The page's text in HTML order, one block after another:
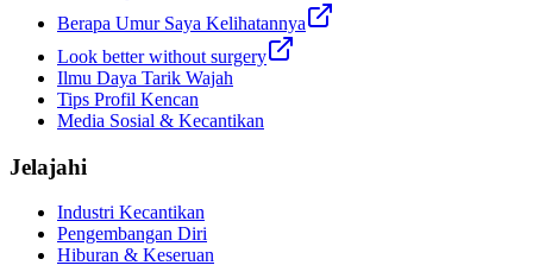
Berapa Umur Saya Kelihatannya
Look better without surgery
Ilmu Daya Tarik Wajah
Tips Profil Kencan
Media Sosial & Kecantikan
Jelajahi
Industri Kecantikan
Pengembangan Diri
Hiburan & Keseruan